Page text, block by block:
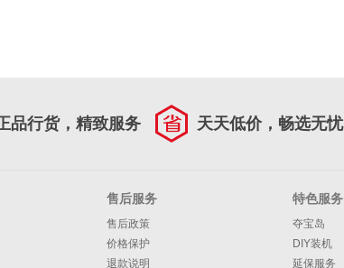
品行货，精致服务 天天低价，畅选无忧
售后服务
售后政策
价格保护
退款说明
特色服务
夺宝岛
DIY装机
延保服务